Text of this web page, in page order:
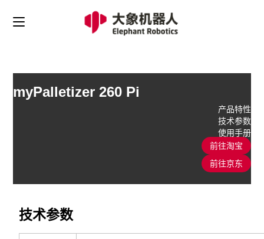
myPalletizer 260 Pi
产品特性
技术参数
使用手册
前往淘宝
前往京东
技术参数